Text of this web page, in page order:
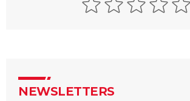
NEWSLETTERS